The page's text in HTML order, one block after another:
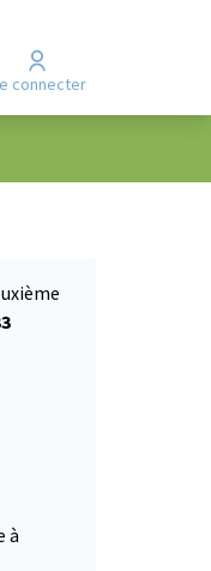
Se connecter
à